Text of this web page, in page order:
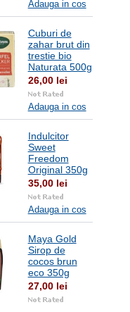
Adauga in cos
Cuburi de
zahar brut din
trestie bio
Naturata 500g
26,00 lei
Adauga in cos
Indulcitor
Sweet
Freedom
Original 350g
35,00 lei
Adauga in cos
Maya Gold
Sirop de
cocos brun
eco 350g
27,00 lei